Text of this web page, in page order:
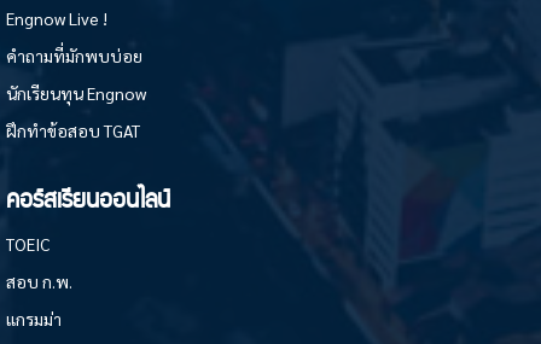
Engnow Live !
คำถามที่มักพบบ่อย
นักเรียนทุน Engnow
ฝึกทำข้อสอบ TGAT
คอร์สเรียนออนไลน์
TOEIC
สอบ ก.พ.
แกรมม่า